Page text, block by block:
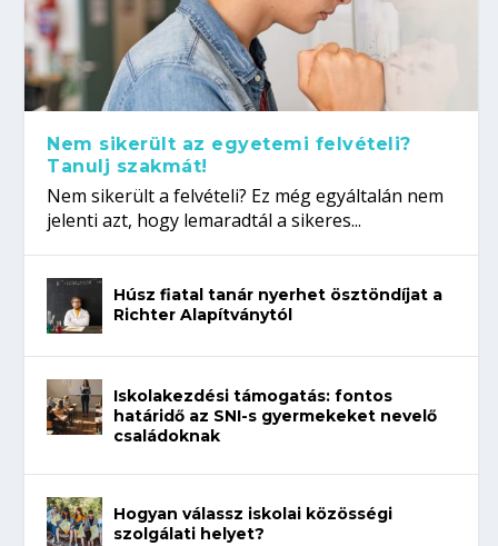
Nem sikerült az egyetemi felvételi?
Tanulj szakmát!
Nem sikerült a felvételi? Ez még egyáltalán nem
jelenti azt, hogy lemaradtál a sikeres...
Húsz fiatal tanár nyerhet ösztöndíjat a
Richter Alapítványtól
Iskolakezdési támogatás: fontos
határidő az SNI-s gyermekeket nevelő
családoknak
Hogyan válassz iskolai közösségi
szolgálati helyet?